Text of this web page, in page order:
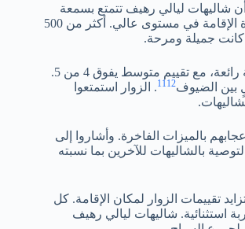
شاليهات ليالي رهيف تتمتع بسمعة
ممتازة. الخدمة وجودة الإقامة في مستوى عالي. أكثر من 500
كانت جميلة ومرحة.
تقدم الشاليهات تجربة رائعة، مع تقييم متوسط يفوق 4 من 5.
بين الضيوف
1112
. الزوار استمتعوا
بالميزات الفاخرة. وأشاروا إلى
بالشاليهات للآخرين بما نسبته
تقييمات الزوار لمكان الإقامة. كل
استثنائية. شاليهات ليالي رهيف